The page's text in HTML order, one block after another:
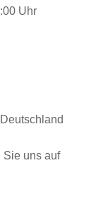
Uhr
Sie uns auf